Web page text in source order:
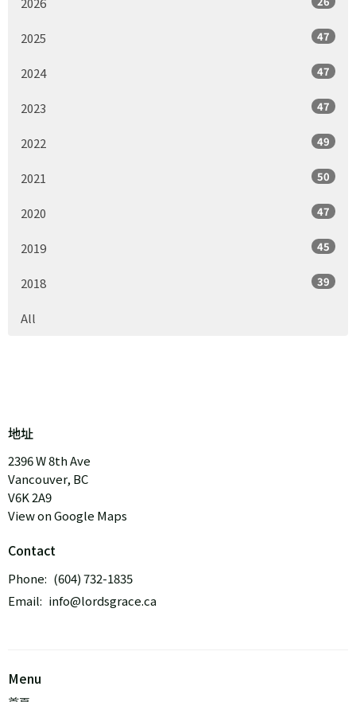
2025 47
2024 47
2023 47
2022 49
2021 50
2020 47
2019 45
2018 39
All
地址
2396 W 8th Ave
Vancouver, BC
V6K 2A9
View on Google Maps
Contact
Phone: (604) 732-1835
Email: info@lordsgrace.ca
Menu